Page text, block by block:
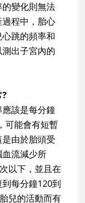
變化則無法
程中，胎心
跳的頻率和
出子宮內的
該是每分鐘
可能會有短暫
由於胎頭受
流減少所
以下，並且在
每分鐘120到
兒的活動而有